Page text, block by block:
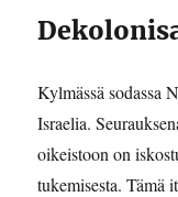
Kylmässä sodassa
Israelia.
oikeistoon on
tukemisesta. Tämä